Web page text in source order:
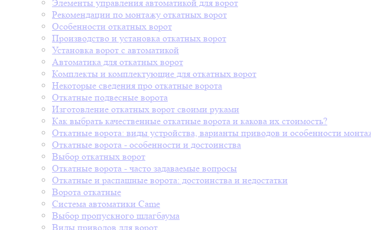
Элементы управления автоматикой для ворот
Рекомендации по монтажу откатных ворот
Особенности откатных ворот
Производство и установка откатных ворот
Установка ворот с автоматикой
Автоматика для откатных ворот
Комплекты и комплектующие для откатных ворот
Некоторые сведения про откатные ворота
Откатные подвесные ворота
Изготовление откатных ворот своими руками
Как выбрать качественные откатные ворота и какова их стоимость?
Откатные ворота: виды устройства, варианты приводов и особенности
Откатные ворота - особенности и достоинства
Выбор откатных ворот
Откатные ворота - часто задаваемые вопросы
Откатные и распашные ворота: достоинства и недостатки
Ворота откатные
Система автоматики Came
Выбор пропускного шлагбаума
Виды приводов для ворот